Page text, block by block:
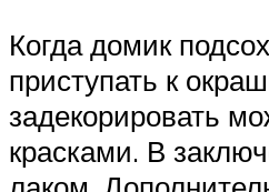
Когда домик
приступать к
задекорировать
красками. В